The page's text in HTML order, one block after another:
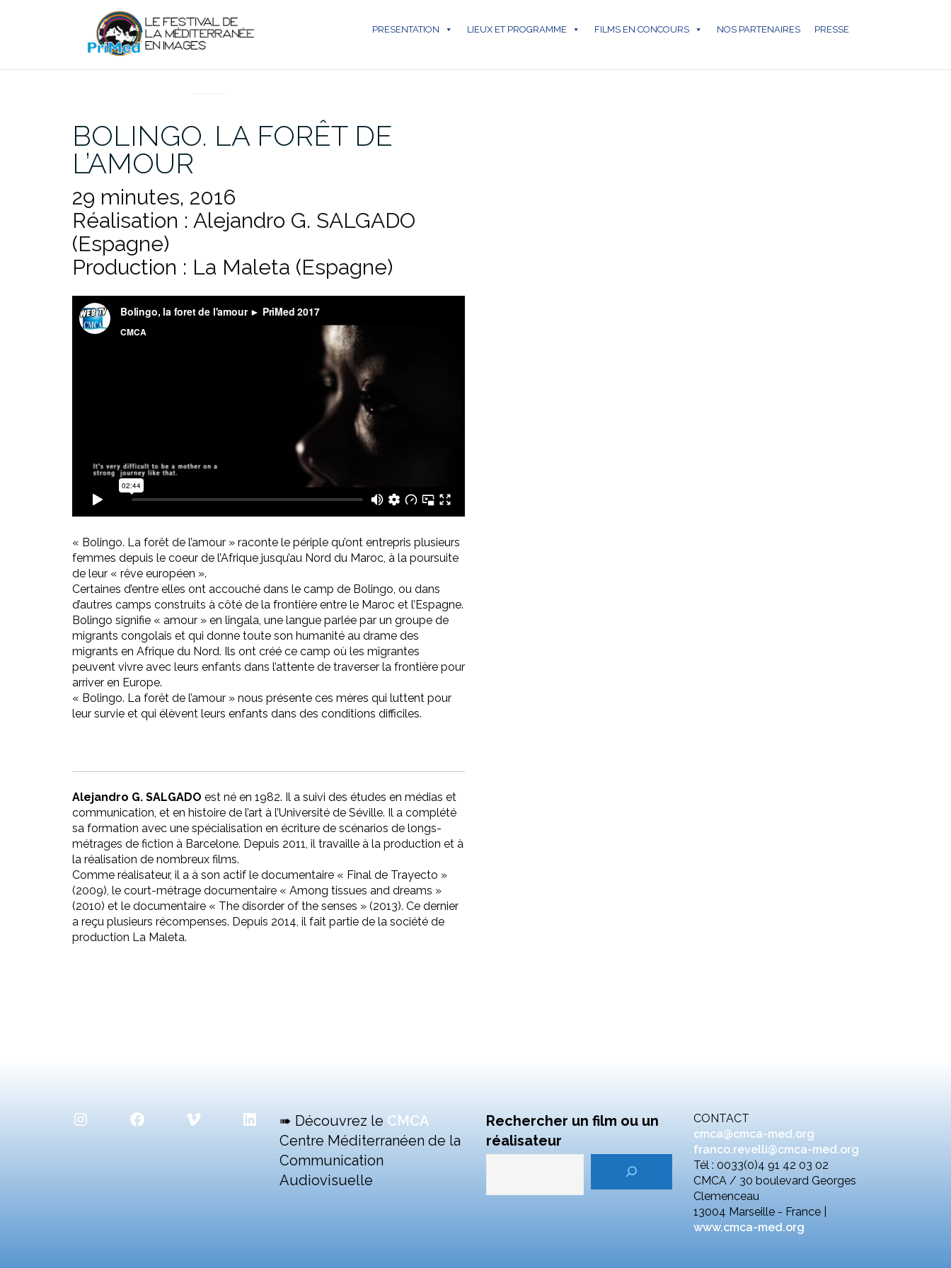
PRESENTATION LIEUX ET PROGRAMME FILMS EN CONCOURS NOS PARTENAIRES PRESSE
BOLINGO. LA FORÊT DE
L’AMOUR
29 minutes, 2016
Réalisation : Alejandro G. SALGADO
(Espagne)
Production : La Maleta (Espagne)
« Bolingo. La forêt de l’amour » raconte le périple qu’ont entrepris plusieurs
femmes depuis le coeur de l’Afrique jusqu’au Nord du Maroc, à la poursuite
de leur « rêve européen ».
Certaines d’entre elles ont accouché dans le camp de Bolingo, ou dans
d’autres camps construits à côté de la frontière entre le Maroc et l’Espagne.
Bolingo signifie « amour » en lingala, une langue parlée par un groupe de
migrants congolais et qui donne toute son humanité au drame des
migrants en Afrique du Nord. Ils ont créé ce camp où les migrantes
peuvent vivre avec leurs enfants dans l’attente de traverser la frontière pour
arriver en Europe.
« Bolingo. La forêt de l’amour » nous présente ces mères qui luttent pour
leur survie et qui élèvent leurs enfants dans des conditions difficiles.
Alejandro G. SALGADO est né en 1982. Il a suivi des études en médias et
communication, et en histoire de l’art à l’Université de Séville. Il a complété
sa formation avec une spécialisation en écriture de scénarios de longs-
métrages de fiction à Barcelone. Depuis 2011, il travaille à la production et à
la réalisation de nombreux films.
Comme réalisateur, il a à son actif le documentaire « Final de Trayecto »
(2009), le court-métrage documentaire « Among tissues and dreams »
(2010) et le documentaire « The disorder of the senses » (2013). Ce dernier
a reçu plusieurs récompenses. Depuis 2014, il fait partie de la société de
production La Maleta.
InstagramFacebookVimeo LinkedIn➠ Découvrez le CMCA
Centre Méditerranéen de la
Communication
Audiovisuelle
Rechercher un film ou un
réalisateur
CONTACT
cmca@cmca-med.org
franco.revelli@cmca-med.org
Tél : 0033(0)4 91 42 03 02
CMCA / 30 boulevard Georges
Clemenceau
13004 Marseille - France |
www.cmca-med.org